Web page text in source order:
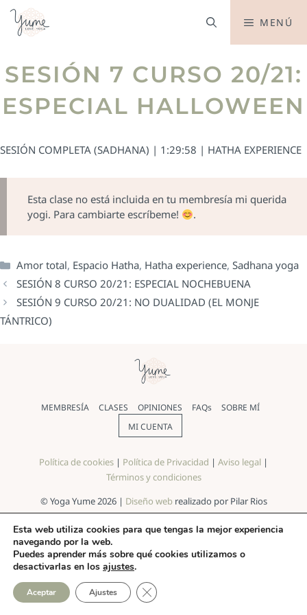
MENÚ
SESIÓN 7 CURSO 20/21:
ESPECIAL HALLOWEEN
SESIÓN COMPLETA (SADHANA) | 1:29:58 | HATHA EXPERIENCE
Esta clase no está incluida en tu membresía mi querida
yogi. Para cambiarte escríbeme!
.
Amor total, Espacio Hatha, Hatha experience, Sadhana yoga
SESIÓN 8 CURSO 20/21: ESPECIAL NOCHEBUENA
SESIÓN 9 CURSO 20/21: NO DUALIDAD (EL MONJE
TÁNTRICO)
MEMBRESÍA CLASES OPINIONES FAQs
SOBRE MÍ
MI CUENTA
Política de cookies | Política de Privacidad | Aviso legal |
Términos y condiciones
© Yoga Yume 2026 | Diseño webrealizado por Pilar Rios
Esta web utiliza cookies para que tengas la mejor experiencia
navegando por la web.
Puedes aprender más sobre qué cookies utilizamos o
desactivarlas en los ajustes.
Aceptar Ajustes CERRAR EL BANNER DE